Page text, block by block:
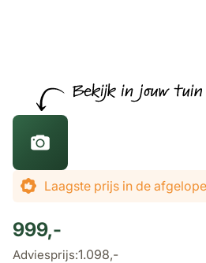
De prijs is afhankelijk van de
Laagste prijs in de
999,-
Adviesprijs:1.098,-